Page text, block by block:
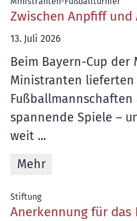
Zwischen Anpfiff und
13. Juli 2026
Beim Bayern-Cup
Ministranten lieferten
Fußballmannschaften
spannende Spiele –
weit ...
Mehr
Stiftung:
Anerkennung für das